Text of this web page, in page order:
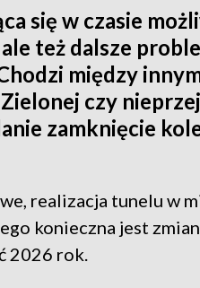
się w czasie
też dalsze
między
czy
zamknięcie
realizacja tunelu w
konieczna jest
2026 rok.